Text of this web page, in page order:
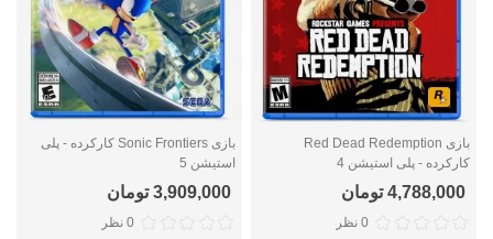
بازی Red Dead Redemption
کارکرده - پلی استیشن 4
4,788,000 تومان
0 نظر
بازی Sonic Frontiers کارکرده - پلی
استیشن 5
3,909,000 تومان
0 نظر